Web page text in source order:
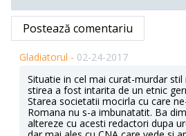
Postează comentariu
Gladiatorul - 02-24-2017
Situatie in cel mai curat-murdar
stirea a fost intarita de un etnic
Starea societatii mocirla cu care
Romana nu s-a imbunatatit. Ba
altereze cu acesti redactori dupa